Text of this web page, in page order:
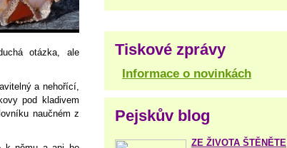
otázka, ale
a nehořící,
pod kladivem
naučném z
Tiskové zprávy
Informace o novinkách
Pejskův blog
ZE ŽIVOTA ŠTĚNĚTE